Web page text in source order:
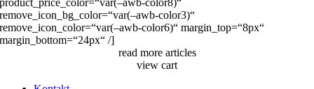
product_price_color=“var(–awb-color8)“
remove_icon_bg_color=“var(–awb-color3)“
remove_icon_color=“var(–awb-color6)“ margin_top=“8px“
margin_bottom=“24px“ /]
read more articles
view cart